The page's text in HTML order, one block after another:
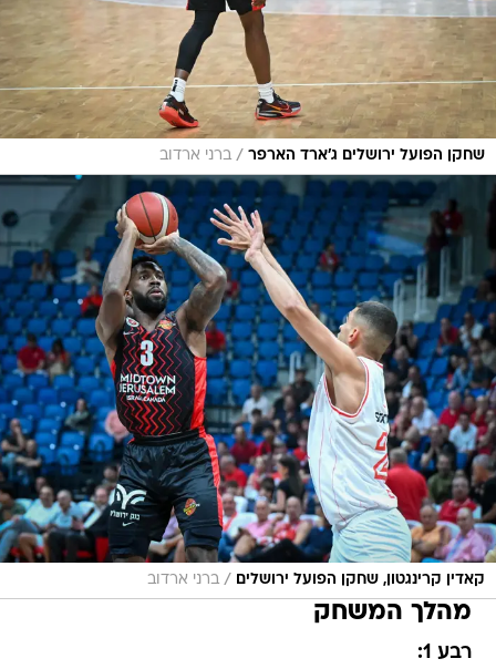
שחקן הפועל ירושלים ג'ארד הארפר / ברני ארדוב
קאדין קרינגטון, שחקן הפועל ירושלים / ברני ארדוב
מהלך המשחק
רבע 1: